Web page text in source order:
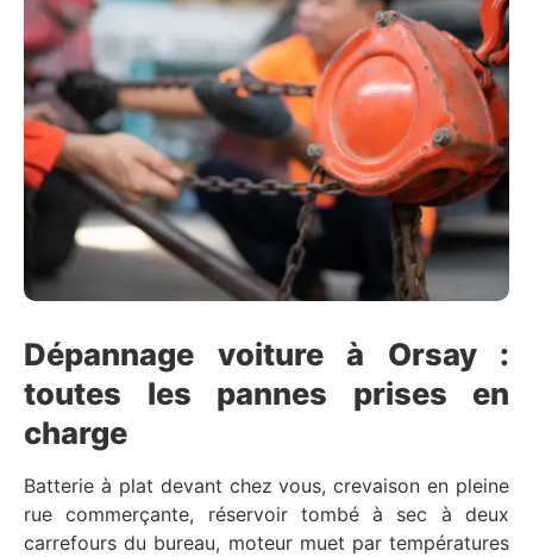
Dépannage voiture à Orsay :
toutes les pannes prises en
charge
Batterie à plat devant chez vous, crevaison en pleine
rue commerçante, réservoir tombé à sec à deux
carrefours du bureau, moteur muet par températures